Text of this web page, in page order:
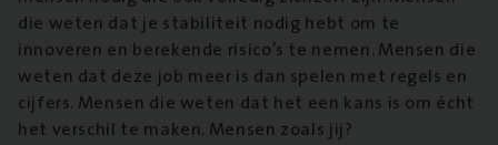
die weten dat je stabiliteit nodig hebt om te
innoveren en berekende risico’s te nemen. Mensen die
weten dat deze job meer is dan spelen met regels en
cijfers. Mensen die weten dat het een kans is om écht
het verschil te maken. Mensen zoals jij?